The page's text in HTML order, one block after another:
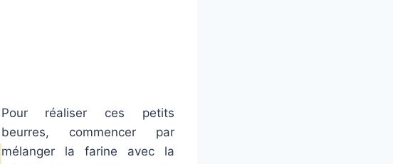
Pour réaliser ces petits
beurres, commencer par
mélanger la farine avec la